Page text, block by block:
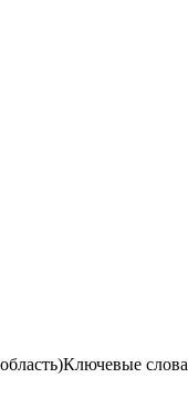
Ключевые